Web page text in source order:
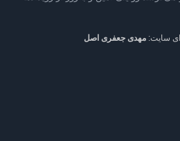
سایت: مهدی جعفری اصل